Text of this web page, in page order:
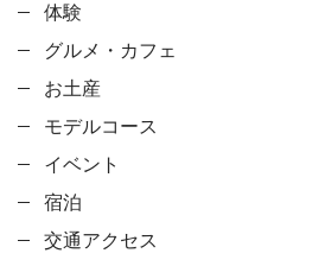
体験
グルメ・カフェ
お土産
モデルコース
イベント
宿泊
交通アクセス